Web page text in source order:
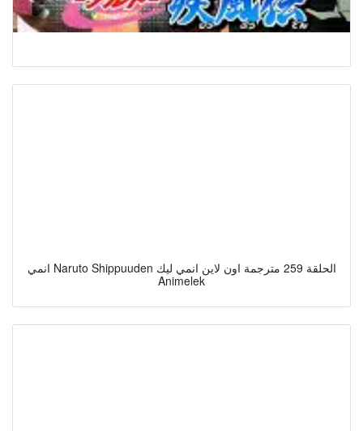
انمي Naruto Shippuuden الحلقة 259 مترجمة اون لاين انمي ليك
Animelek